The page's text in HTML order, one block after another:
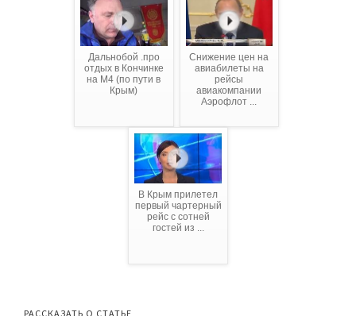
Дальнобой .про
отдых в Кончинке
на М4 (по пути в
Крым)
Снижение цен на
авиабилеты на
рейсы
авиакомпании
Аэрофлот ...
В Крым прилетел
первый чартерный
рейс с сотней
гостей из ...
РАССКАЗАТЬ О СТАТЬЕ